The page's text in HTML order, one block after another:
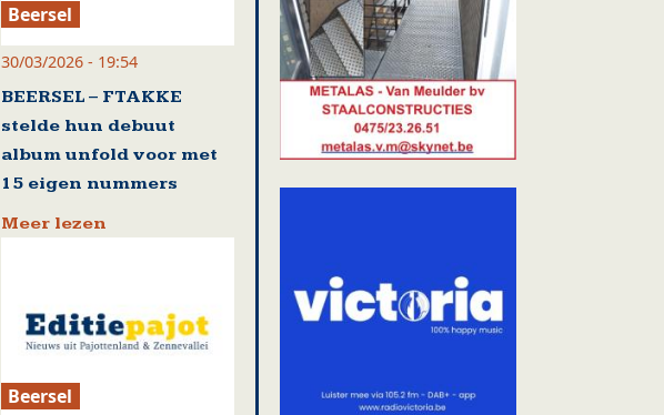
Beersel
30/03/2026 - 19:54
BEERSEL – FTAKKE
stelde hun debuut
album unfold voor met
15 eigen nummers
Meer lezen
Beersel